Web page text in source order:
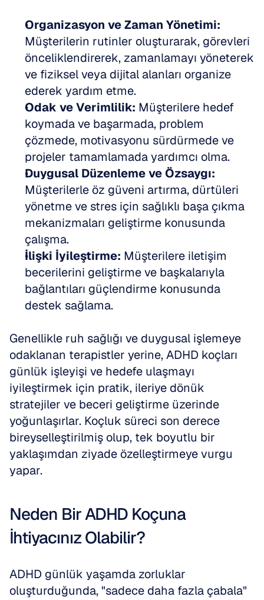
Organizasyon ve Zaman Yönetimi:
Müşterilerin rutinler oluşturarak, görevleri
önceliklendirerek, zamanlamayı yöneterek
ve fiziksel veya dijital alanları organize
ederek yardım etme.
Odak ve Verimlilik: Müşterilere hedef
koymada ve başarmada, problem
çözmede, motivasyonu sürdürmede ve
projeler tamamlamada yardımcı olma.
Duygusal Düzenleme ve Özsaygı:
Müşterilerle öz güveni artırma, dürtüleri
yönetme ve stres için sağlıklı başa çıkma
mekanizmaları geliştirme konusunda
çalışma.
İlişki İyileştirme: Müşterilere iletişim
becerilerini geliştirme ve başkalarıyla
bağlantıları güçlendirme konusunda
destek sağlama.
Genellikle ruh sağlığı ve duygusal işlemeye
odaklanan terapistler yerine, ADHD koçları
günlük işleyişi ve hedefe ulaşmayı
iyileştirmek için pratik, ileriye dönük
stratejiler ve beceri geliştirme üzerinde
yoğunlaşırlar. Koçluk süreci son derece
bireyselleştirilmiş olup, tek boyutlu bir
yaklaşımdan ziyade özelleştirmeye vurgu
yapar.
Neden Bir ADHD Koçuna
İhtiyacınız Olabilir?
ADHD günlük yaşamda zorluklar
oluşturduğunda, "sadece daha fazla çabala"